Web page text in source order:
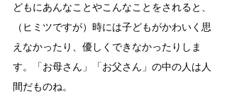
どもにあんなことやこんなことをされると、
（ヒミツですが）時には子どもがかわいく思
えなかったり、優しくできなかったりしま
す。「お母さん」「お父さん」の中の人は人
間だものね。